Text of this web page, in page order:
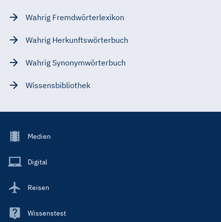
Wahrig Fremdwörterlexikon
Wahrig Herkunftswörterbuch
Wahrig Synonymwörterbuch
Wissensbibliothek
Footer
Main
Medien
Digital
Reisen
Wissenstest